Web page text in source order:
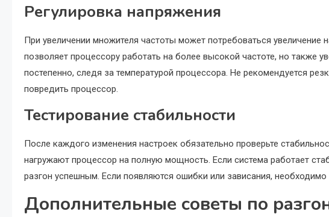
Регулировка напряжения
При увеличении множителя частоты может потребоваться
позволяет процессору работать на более высокой частоте, но также
постепенно, следя за температурой процессора. Не рекомендуется
повредить процессор.
Тестирование стабильности
После каждого изменения настроек обязательно проверьте
нагружают процессор на полную мощность. Если система работает
разгон успешным. Если появляются ошибки или зависания,
Дополнительные советы по